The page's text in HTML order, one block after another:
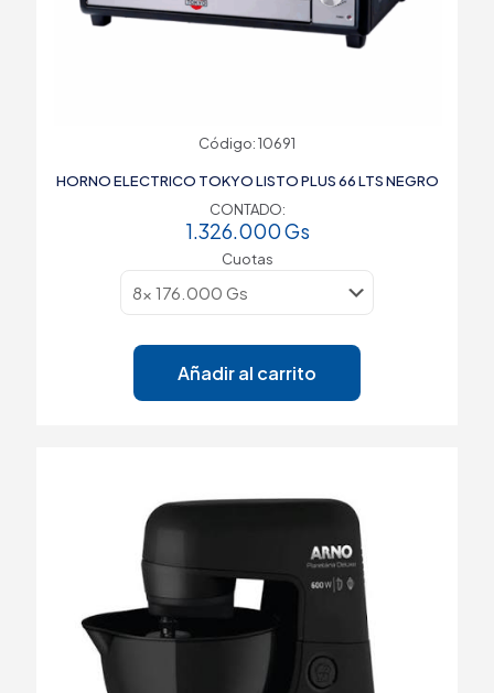
Código: 10691
HORNO ELECTRICO TOKYO LISTO PLUS 66 LTS NEGRO
CONTADO:
1.326.000Gs
Cuotas
Añadir al carrito